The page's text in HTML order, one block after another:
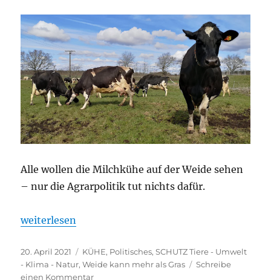
Alle wollen die Milchkühe auf der Weide sehen
– nur die Agrarpolitik tut nichts dafür.
„Die Weide und die Politik“
weiterlesen
Veröffentlicht
am
20. April 2021 Kategorien
KÜHE, Politisches,SCHUTZ Tiere - Umwelt
- Klima - Natur,Weide kann mehr als Gras
Schreibe
einen Kommentarzu